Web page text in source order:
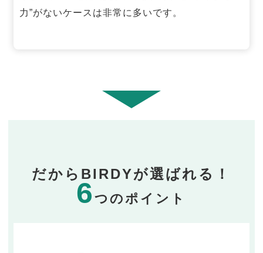
力”がないケースは非常に多いです。
だからBIRDYが選ばれる！
6つのポイント